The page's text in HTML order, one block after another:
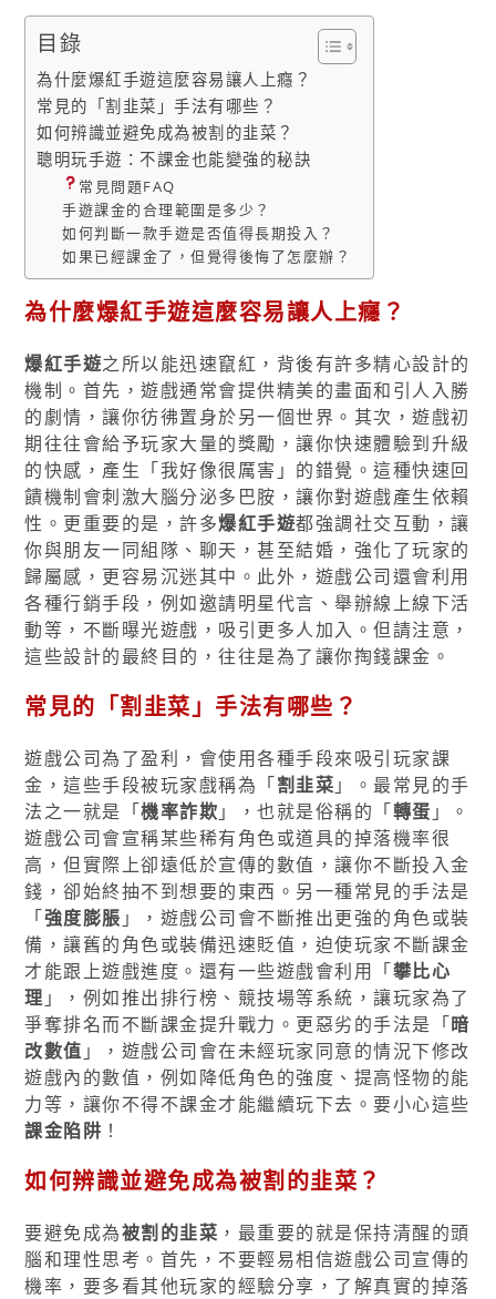
目錄
為什麼爆紅手遊這麼容易讓人上癮？
常見的「割韭菜」手法有哪些？
如何辨識並避免成為被割的韭菜？
聰明玩手遊：不課金也能變強的秘訣
常見問題FAQ
手遊課金的合理範圍是多少？
如何判斷一款手遊是否值得長期投入？
如果已經課金了，但覺得後悔了怎麼辦？
為什麼爆紅手遊這麼容易讓人上癮？
爆紅手遊之所以能迅速竄紅，背後有許多精心設計的
機制。首先，遊戲通常會提供精美的畫面和引人入勝
的劇情，讓你彷彿置身於另一個世界。其次，遊戲初
期往往會給予玩家大量的獎勵，讓你快速體驗到升級
的快感，產生「我好像很厲害」的錯覺。這種快速回
饋機制會刺激大腦分泌多巴胺，讓你對遊戲產生依賴
性。更重要的是，許多爆紅手遊都強調社交互動，讓
你與朋友一同組隊、聊天，甚至結婚，強化了玩家的
歸屬感，更容易沉迷其中。此外，遊戲公司還會利用
各種行銷手段，例如邀請明星代言、舉辦線上線下活
動等，不斷曝光遊戲，吸引更多人加入。但請注意，
這些設計的最終目的，往往是為了讓你掏錢課金。
常見的「割韭菜」手法有哪些？
遊戲公司為了盈利，會使用各種手段來吸引玩家課
金，這些手段被玩家戲稱為「割韭菜 」。最常見的手
法之一就是「機率詐欺 」，也就是俗稱的「轉蛋 」。
遊戲公司會宣稱某些稀有角色或道具的掉落機率很
高，但實際上卻遠低於宣傳的數值，讓你不斷投入金
錢，卻始終抽不到想要的東西。另一種常見的手法是
「強度膨脹 」，遊戲公司會不斷推出更強的角色或裝
備，讓舊的角色或裝備迅速貶值，迫使玩家不斷課金
才能跟上遊戲進度。還有一些遊戲會利用「攀比心
理 」，例如推出排行榜、競技場等系統，讓玩家為了
爭奪排名而不斷課金提升戰力。更惡劣的手法是「暗
改數值 」，遊戲公司會在未經玩家同意的情況下修改
遊戲內的數值，例如降低角色的強度、提高怪物的能
力等，讓你不得不課金才能繼續玩下去。要小心這些
課金陷阱 ！
如何辨識並避免成為被割的韭菜？
要避免成為被割的韭菜 ，最重要的就是保持清醒的頭
腦和理性思考。首先，不要輕易相信遊戲公司宣傳的
機率，要多看其他玩家的經驗分享，了解真實的掉落